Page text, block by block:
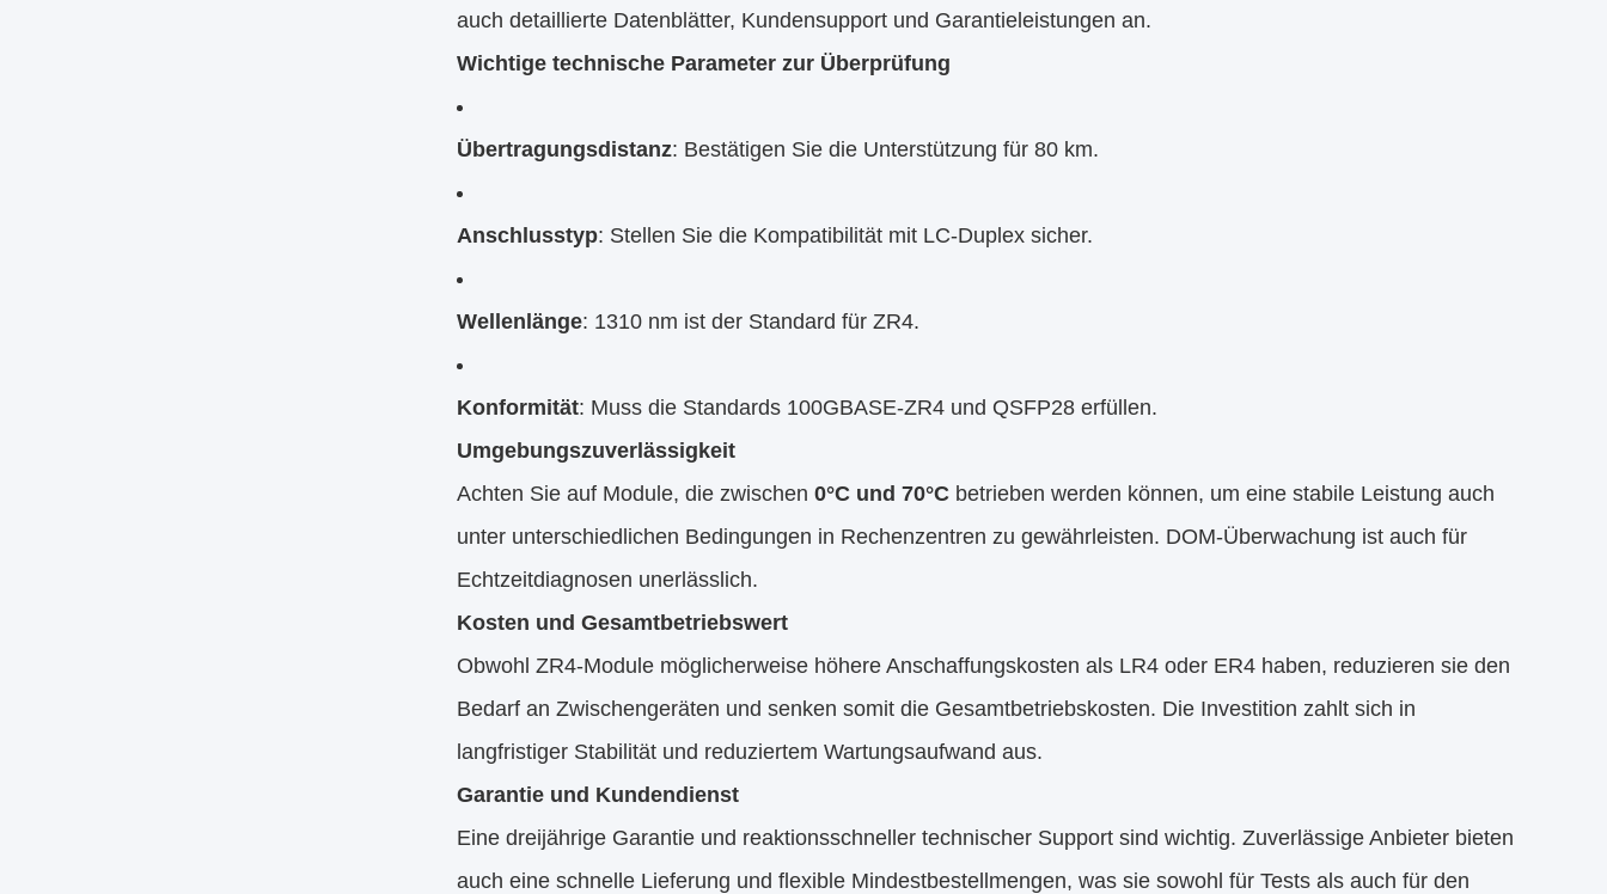
auch detaillierte Datenblätter, Kundensupport und Garantieleistungen an.
Wichtige technische Parameter zur Überprüfung
Übertragungsdistanz: Bestätigen Sie die Unterstützung für 80 km.
Anschlusstyp: Stellen Sie die Kompatibilität mit LC-Duplex sicher.
Wellenlänge: 1310 nm ist der Standard für ZR4.
Konformität: Muss die Standards 100GBASE-ZR4 und QSFP28 erfüllen.
Umgebungszuverlässigkeit
Achten Sie auf Module, die zwischen 0°C und 70°C betrieben werden können, um eine stabile Leistung auch
unter unterschiedlichen Bedingungen in Rechenzentren zu gewährleisten. DOM-Überwachung ist auch für
Echtzeitdiagnosen unerlässlich.
Kosten und Gesamtbetriebswert
Obwohl ZR4-Module möglicherweise höhere Anschaffungskosten als LR4 oder ER4 haben, reduzieren sie den
Bedarf an Zwischengeräten und senken somit die Gesamtbetriebskosten. Die Investition zahlt sich in
langfristiger Stabilität und reduziertem Wartungsaufwand aus.
Garantie und Kundendienst
Eine dreijährige Garantie und reaktionsschneller technischer Support sind wichtig. Zuverlässige Anbieter bieten
auch eine schnelle Lieferung und flexible Mindestbestellmengen, was sie sowohl für Tests als auch für den